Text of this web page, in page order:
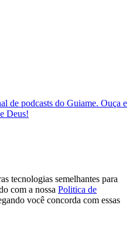
de podcasts do Guiame. Ouça e
Deus!
tecnologias semelhantes para
com a nossa Politica de
você concorda com essas